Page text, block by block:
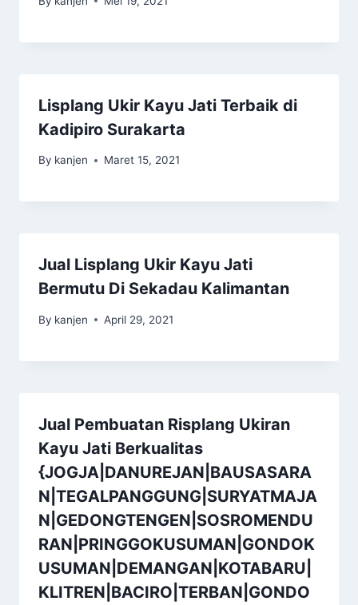
Lisplang Ukir Kayu Jati Terbaik di
Kadipiro Surakarta
By kanjen Maret 15, 2021
Jual Lisplang Ukir Kayu Jati
Bermutu Di Sekadau Kalimantan
By kanjen April 29, 2021
Jual Pembuatan Risplang Ukiran
Kayu Jati Berkualitas
{JOGJA|DANUREJAN|BAUSASARA
N|TEGALPANGGUNG|SURYATMAJA
N|GEDONGTENGEN|SOSROMENDU
RAN|PRINGGOKUSUMAN|GONDOK
USUMAN|DEMANGAN|KOTABARU|
KLITREN|BACIRO|TERBAN|GONDO